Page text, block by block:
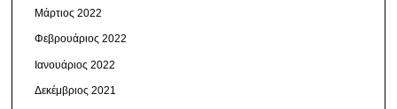
Μάρτιος 2022
Φεβρουάριος 2022
Ιανουάριος 2022
Δεκέμβριος 2021